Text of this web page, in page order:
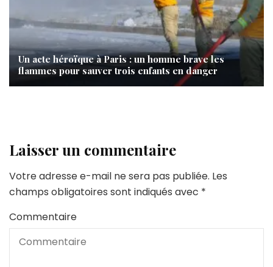
Un acte héroïque à Paris : un homme brave les
flammes pour sauver trois enfants en danger
Laisser un commentaire
Votre adresse e-mail ne sera pas publiée. Les
champs obligatoires sont indiqués avec *
Commentaire